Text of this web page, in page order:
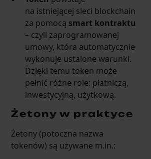
na istniejącej sieci blockchain
za pomocą smart kontraktu
– czyli zaprogramowanej
umowy, która automatycznie
wykonuje ustalone warunki.
Dzięki temu token może
pełnić różne role: płatniczą,
inwestycyjną, użytkową.
Żetony w praktyce
Żetony (potoczna nazwa
tokenów) są używane m.in.: